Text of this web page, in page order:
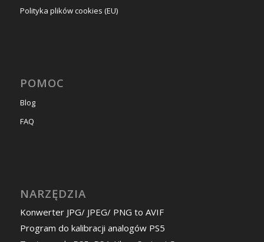
Polityka plików cookies (EU)
POMOC
Blog
FAQ
NARZĘDZIA
Konwerter JPG/ JPEG/ PNG to AVIF
Program do kalibracji analogów PS5